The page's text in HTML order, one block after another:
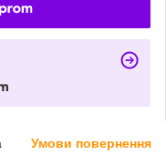
Умови повернення